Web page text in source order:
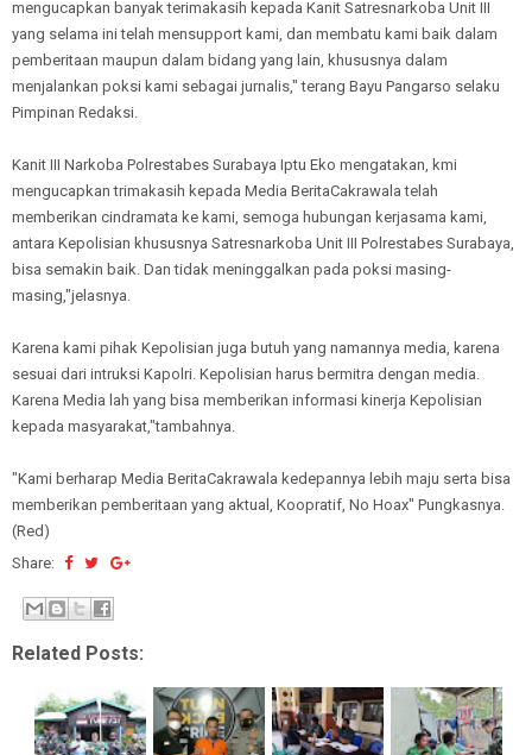
mengucapkan banyak terimakasih kepada Kanit Satresnarkoba Unit III
yang selama ini telah mensupport kami, dan membatu kami baik dalam
pemberitaan maupun dalam bidang yang lain, khususnya dalam
menjalankan poksi kami sebagai jurnalis," terang Bayu Pangarso selaku
Pimpinan Redaksi.
Kanit III Narkoba Polrestabes Surabaya Iptu Eko mengatakan, kmi
mengucapkan trimakasih kepada Media BeritaCakrawala telah
memberikan cindramata ke kami, semoga hubungan kerjasama kami,
antara Kepolisian khususnya Satresnarkoba Unit III Polrestabes Surabaya,
bisa semakin baik. Dan tidak meninggalkan pada poksi masing-
masing,"jelasnya.
Karena kami pihak Kepolisian juga butuh yang namannya media, karena
sesuai dari intruksi Kapolri. Kepolisian harus bermitra dengan media.
Karena Media lah yang bisa memberikan informasi kinerja Kepolisian
kepada masyarakat,"tambahnya.
"Kami berharap Media BeritaCakrawala kedepannya lebih maju serta bisa
memberikan pemberitaan yang aktual, Koopratif, No Hoax" Pungkasnya.
(Red)
Share:
Related Posts: